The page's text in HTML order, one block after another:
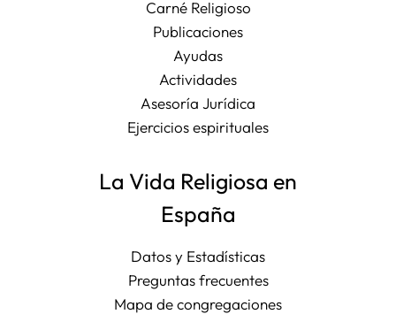
Carné Religioso
Publicaciones
Ayudas
Actividades
Asesoría Jurídica
Ejercicios espirituales
La Vida Religiosa en
España
Datos y Estadísticas
Preguntas frecuentes
Mapa de congregaciones